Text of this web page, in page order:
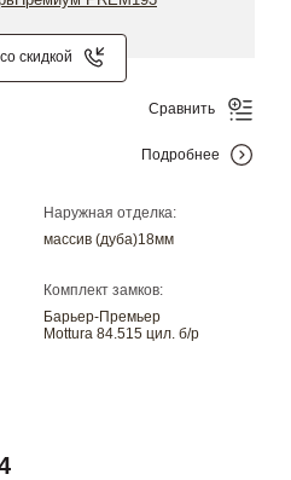
скидкой
Наружная отделка:
массив (дуба)18мм
Комплект замков:
Барьер-Премьер
Mottura 84.515 цил. б/р
Сравнить
Подробнее